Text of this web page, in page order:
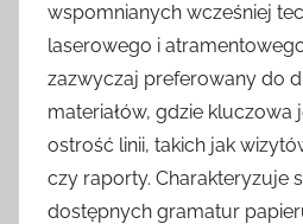
wspomnianych wcześniej
laserowego i
zazwyczaj preferowany do
materiałów, gdzie kluczowa
ostrość linii, takich jak
czy raporty. Charakteryzuje
dostępnych gramatur